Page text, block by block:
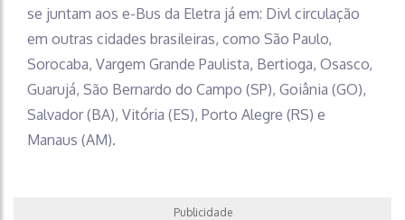
se juntam aos e-Bus da Eletra já em: Divl circulação
em outras cidades brasileiras, como São Paulo,
Sorocaba, Vargem Grande Paulista, Bertioga, Osasco,
Guarujá, São Bernardo do Campo (SP), Goiânia (GO),
Salvador (BA), Vitória (ES), Porto Alegre (RS) e
Manaus (AM).
Publicidade